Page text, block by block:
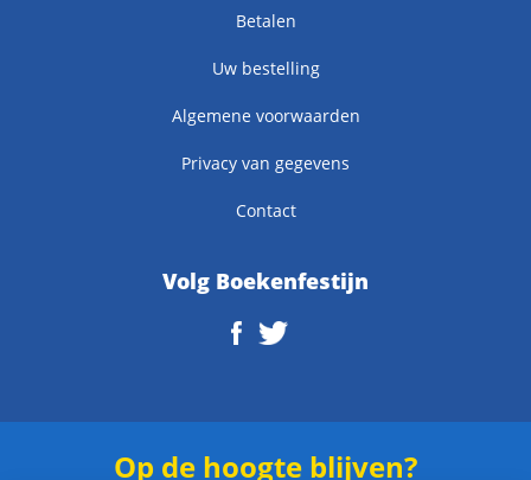
Betalen
Uw bestelling
Algemene voorwaarden
Privacy van gegevens
Contact
Volg Boekenfestijn
Op de hoogte blijven?